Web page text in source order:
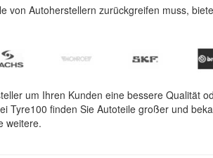
von Autoherstellern zurückgreifen muss,
um Ihren Kunden eine bessere Qualität
Tyre100 finden Sie Autoteile großer und
weitere.